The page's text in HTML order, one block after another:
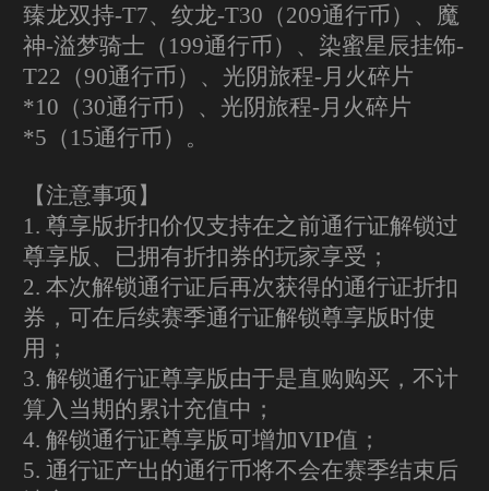
臻龙双持-T7、纹龙-T30（209通行币）、魔
神-溢梦骑士（199通行币）、染蜜星辰挂饰-
T22（90通行币）、光阴旅程-月火碎片
*10（30通行币）、光阴旅程-月火碎片
*5（15通行币）。
【注意事项】
1. 尊享版折扣价仅支持在之前通行证解锁过
尊享版、已拥有折扣券的玩家享受；
2. 本次解锁通行证后再次获得的通行证折扣
券，可在后续赛季通行证解锁尊享版时使
用；
3. 解锁通行证尊享版由于是直购购买，不计
算入当期的累计充值中；
4. 解锁通行证尊享版可增加VIP值；
5. 通行证产出的通行币将不会在赛季结束后